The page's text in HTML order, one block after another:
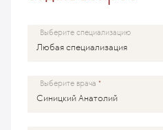
Выберите специализацию
Выберите врача